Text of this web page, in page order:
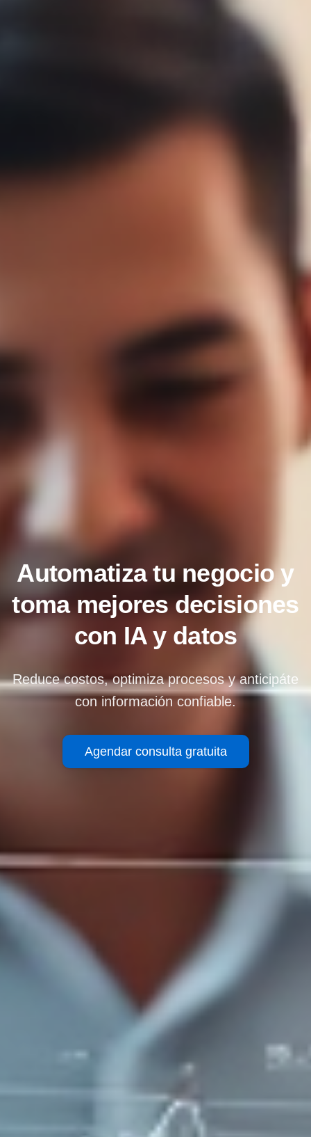
Automatiza tu negocio y
toma mejores decisiones
con IA y datos
Reduce costos, optimiza procesos y anticipáte
con información confiable.
Agendar consulta gratuita